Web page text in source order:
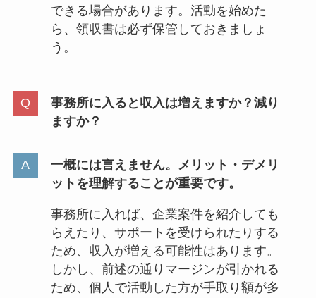
できる場合があります。活動を始めた
ら、領収書は必ず保管しておきましょ
う。
事務所に入ると収入は増えますか？減り
ますか？
一概には言えません。メリット・デメリ
ットを理解することが重要です。
事務所に入れば、企業案件を紹介しても
らえたり、サポートを受けられたりする
ため、収入が増える可能性はあります。
しかし、前述の通りマージンが引かれる
ため、個人で活動した方が手取り額が多